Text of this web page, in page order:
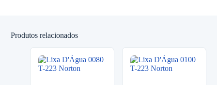
Produtos relacionados